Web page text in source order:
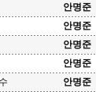
안명준
안명준
안명준
안명준
안명준